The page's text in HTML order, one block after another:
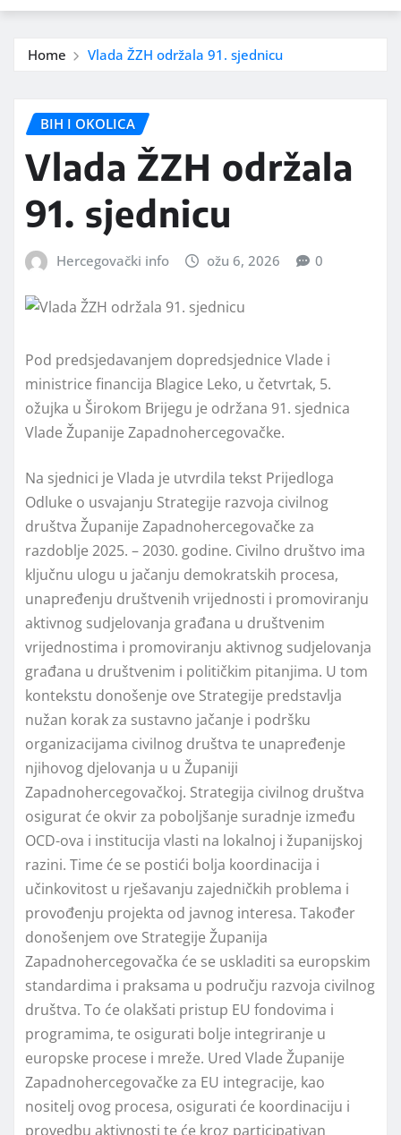
Home Vlada ŽZH održala 91. sjednicu
BIH I OKOLICA
Vlada ŽZH održala
91. sjednicu
Hercegovački info ožu 6, 2026 0
Pod predsjedavanjem dopredsjednice Vlade i
ministrice financija Blagice Leko, u četvrtak, 5.
ožujka u Širokom Brijegu je održana 91. sjednica
Vlade Županije Zapadnohercegovačke.
Na sjednici je Vlada je utvrdila tekst Prijedloga
Odluke o usvajanju Strategije razvoja civilnog
društva Županije Zapadnohercegovačke za
razdoblje 2025. – 2030. godine. Civilno društvo ima
ključnu ulogu u jačanju demokratskih procesa,
unapređenju društvenih vrijednosti i promoviranju
aktivnog sudjelovanja građana u društvenim
vrijednostima i promoviranju aktivnog sudjelovanja
građana u društvenim i političkim pitanjima. U tom
kontekstu donošenje ove Strategije predstavlja
nužan korak za sustavno jačanje i podršku
organizacijama civilnog društva te unapređenje
njihovog djelovanja u u Županiji
Zapadnohercegovačkoj. Strategija civilnog društva
osigurat će okvir za poboljšanje suradnje između
OCD-ova i institucija vlasti na lokalnoj i županijskoj
razini. Time će se postići bolja koordinacija i
učinkovitost u rješavanju zajedničkih problema i
provođenju projekta od javnog interesa. Također
donošenjem ove Strategije Županija
Zapadnohercegovačka će se uskladiti sa europskim
standardima i praksama u području razvoja civilnog
društva. To će olakšati pristup EU fondovima i
programima, te osigurati bolje integriranje u
europske procese i mreže. Ured Vlade Županije
Zapadnohercegovačke za EU integracije, kao
nositelj ovog procesa, osigurati će koordinaciju i
provedbu aktivnosti te će kroz participativan